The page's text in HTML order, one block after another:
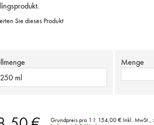
Sie dieses Produkt
250 ml
Menge
Grundpreis pro 1 l: 154,00 € Inkl. MwSt.,